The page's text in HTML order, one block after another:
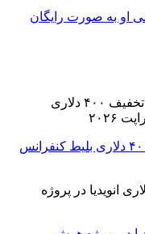
او به صورت رایگان
فرصت استثنایی: دریافت تخفیف ۴۰۰ دلاری بلیط کنفرانس